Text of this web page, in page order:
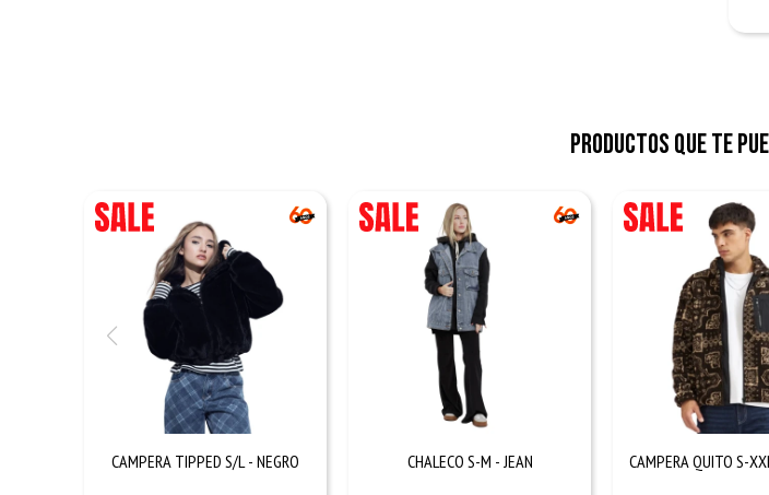
Productos que te
CAMPERA TIPPED S/L - NEGRO CHALECO S-M - JEAN CAMPERA QUITO S-